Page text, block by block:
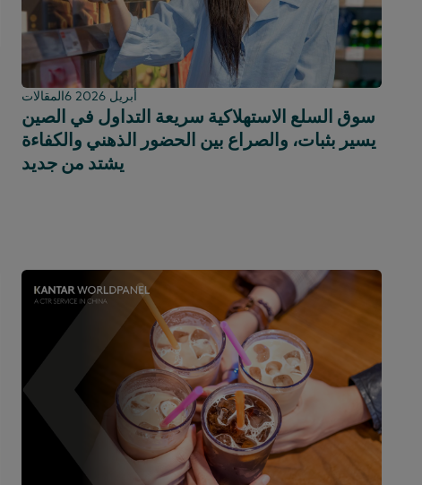
المقالات 6 أبريل 2026
سوق السلع الاستهلاكية سريعة التداول في الصين
يسير بثبات، والصراع بين الحضور الذهني والكفاءة
يشتد من جديد